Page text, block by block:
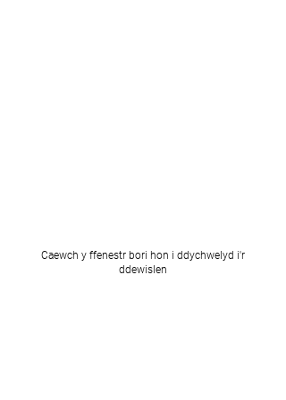
Caewch y ffenestr bori hon i ddychwelyd i'r
ddewislen